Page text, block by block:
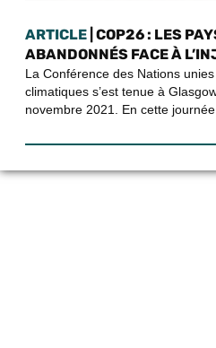
ARTICLE | COP26 : LES
ABANDONNÉS FACE À
La Conférence des Nations
climatiques s’est tenue à
novembre 2021. En cette